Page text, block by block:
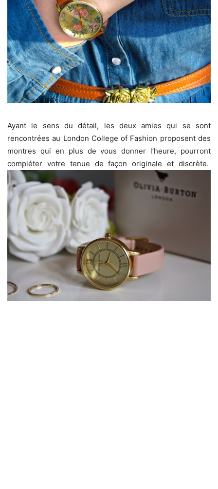
Ayant le sens du détail, les deux amies qui se sont
rencontrées au London College of Fashion proposent des
montres qui en plus de vous donner l’heure, pourront
compléter votre tenue de façon originale et discrète.